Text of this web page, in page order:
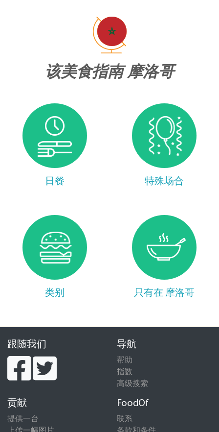
该美食指南 摩洛哥
日餐 特殊场合
类别 只有在 摩洛哥
跟随我们 导航
帮助
指数
高级搜索
贡献
提供一台
FoodOf
联系